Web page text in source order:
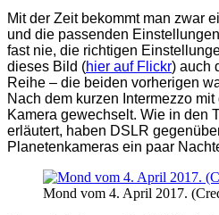
Mit der Zeit bekommt man zwar
und die passenden
fast nie, die richtigen
dieses Bild (hier auf Flickr) auch
Reihe – die beiden vorherigen
Nach dem kurzen Intermezzo
Kamera gewechselt. Wie in den
erläutert, haben DSLR
Planetenkameras ein paar
Mond vom 4. April 2017.